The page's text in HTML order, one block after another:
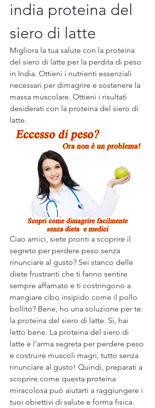
india proteina del
siero di latte
Migliora la tua salute con la proteina
del siero di latte per la perdita di peso
in India. Ottieni i nutrienti essenziali
necessari per dimagrire e sostenere la
massa muscolare. Ottieni i risultati
desiderati con la proteina del siero di
latte.
Ciao amici, siete pronti a scoprire il
segreto per perdere peso senza
rinunciare al gusto? Sei stanco delle
diete frustranti che ti fanno sentire
sempre affamato e ti costringono a
mangiare cibo insipido come il pollo
bollito? Bene, ho una soluzione per te:
la proteina del siero di latte. Sì, hai
letto bene. La proteina del siero di
latte è l'arma segreta per perdere peso
e costruire muscoli magri, tutto senza
rinunciare al gusto! Quindi, preparati a
scoprire come questa proteina
miracolosa può aiutarti a raggiungere i
tuoi obiettivi di salute e forma fisica.